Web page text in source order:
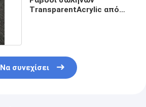
TransparentAcrylic από
Να συνεχίσει